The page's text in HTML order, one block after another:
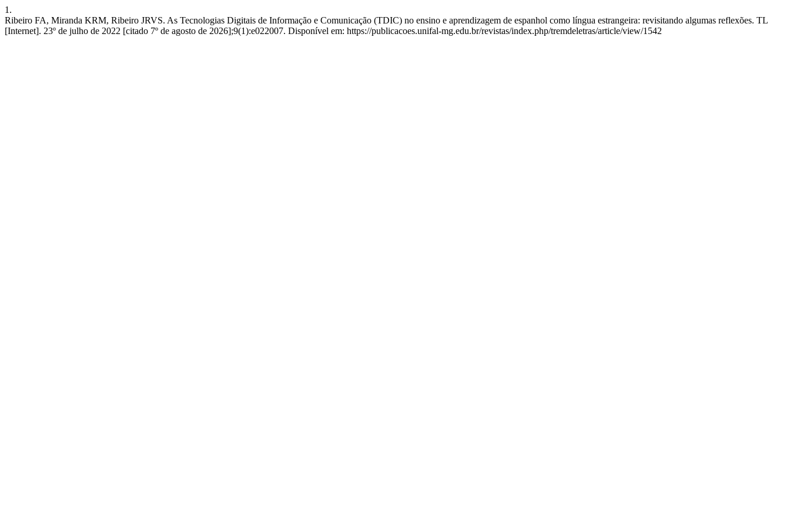
1.
Ribeiro FA, Miranda KRM, Ribeiro JRVS. As Tecnologias Digitais de Informação e Comunicação (TDIC) no ensino e aprendizagem de espanhol como língua estrangeira: revisitando algumas reflexões. TL
[Internet]. 23º de julho de 2022 [citado 7º de agosto de 2026];9(1):e022007. Disponível em: https://publicacoes.unifal-mg.edu.br/revistas/index.php/tremdeletras/article/view/1542